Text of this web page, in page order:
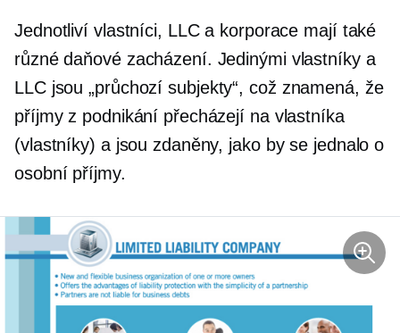
Jednotliví vlastníci, LLC a korporace mají také
různé daňové zacházení. Jedinými vlastníky a
LLC jsou„průchozí subjekty“, což znamená, že
příjmy z podnikání přecházejí na vlastníka
(vlastníky) a jsou zdaněny, jako by se jednalo o
osobní příjmy.